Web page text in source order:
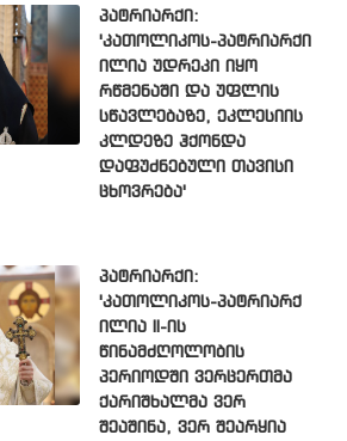
პატრიარქი:
'კათოლიკოს-პატრიარქი
ილია უდრეკი იყო
რწმენაში და უფლის
სწავლებაზე, ეკლესიის
კლდეზე ჰქონდა
დაფუძნებული თავისი
ცხოვრება'
პატრიარქი:
'კათოლიკოს-პატრიარქ
ილია II-ის
წინამძღოლობის
პერიოდში ვერცერთმა
ქარიშხალმა ვერ
შეაშინა, ვერ შეარყია